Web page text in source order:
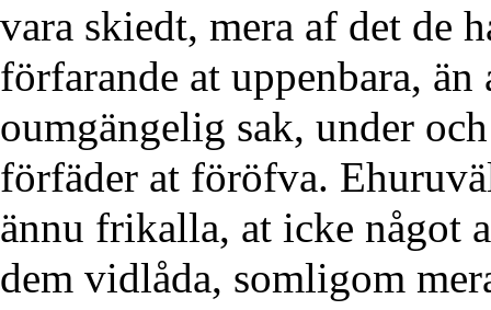
vara skiedt, mera af det de
förfarande at uppenbara,
oumgängelig sak, under
förfäder at föröfva.
ännu frikalla, at icke något
dem vidlåda, somligom